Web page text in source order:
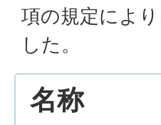
項の規定によ
した。
名称